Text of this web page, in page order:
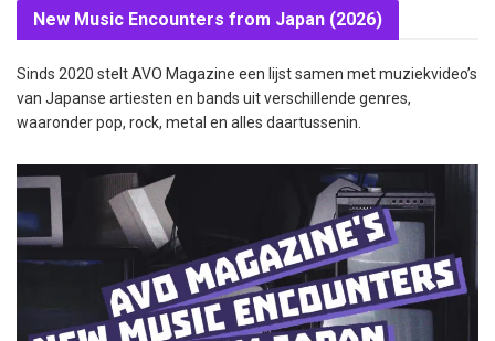
New Music Encounters from Japan (2026)
Sinds 2020 stelt AVO Magazine een lijst samen met muziekvideo’s
van Japanse artiesten en bands uit verschillende genres,
waaronder pop, rock, metal en alles daartussenin.